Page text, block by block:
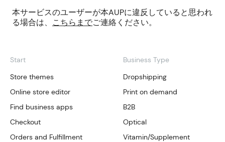
本サービスのユーザーが本AUPに違反していると思われ
る場合は、 こちらまでご連絡ください。
Start
Store themes
Online store editor
Find business apps
Checkout
Orders and Fulfillment
Business Type
Dropshipping
Print on demand
B2B
Optical
Vitamin/Supplement